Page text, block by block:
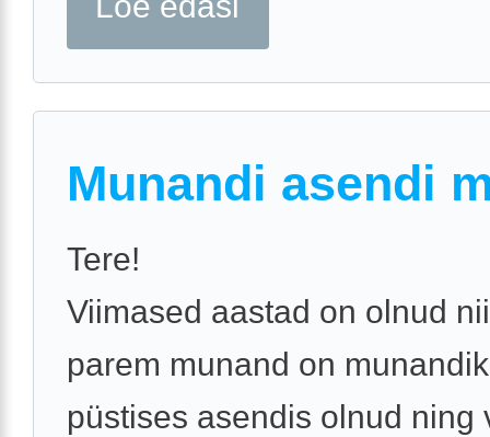
Munandi asendi
Tere!
Viimased aastad on olnud
parem munand on
püstises asendis olnud ning